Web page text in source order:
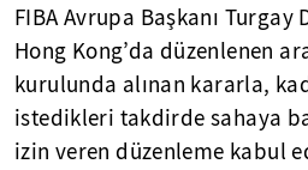
FIBA Avrupa Başkanı Turgay
Hong Kong’da düzenlenen
kurulunda alınan kararla,
istedikleri takdirde sahaya
izin veren düzenleme kabul